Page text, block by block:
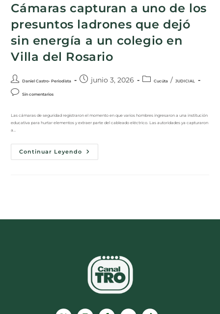
Cámaras capturan a uno de los
presuntos ladrones que dejó
sin energía a un colegio en
Villa del Rosario
Daniel Castro- Periodista junio 3, 2026 Cucúta / JUDICIAL
Sin comentarios
Las cámaras de seguridad registraron el momento en que varios hombres ingresaron a una institución
educativa para hurtar elementos y extraer parte del cableado eléctrico. Las autoridades ya capturaron
a…
Continuar Leyendo